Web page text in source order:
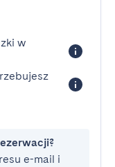
w
e-mail i